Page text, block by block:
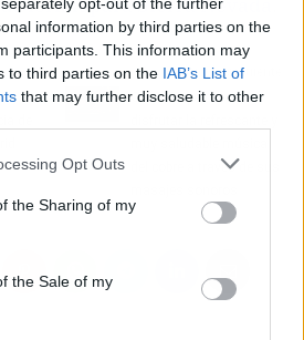
information by third parties on the
participants. This information may
to third parties on the IAB’s List of
that may further disclose it to other
Opt Outs
the Sharing of my
the Sale of my
su
Artículo siguiente
Cobre 29 permite
del cobre a través de sus